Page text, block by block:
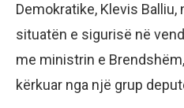
Demokratike, Klevis
situatën e sigurisë në
me ministrin e
kërkuar nga një grup